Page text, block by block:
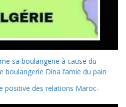
sa boulangerie à cause du
positive des relations Maroc-